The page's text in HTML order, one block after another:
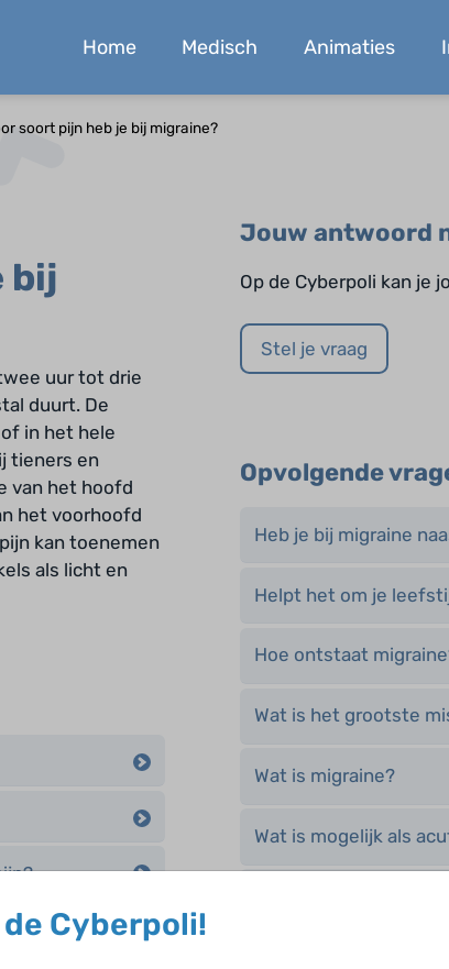
Home Medisch Animaties
soort pijn heb je bij migraine?
bij
uur tot drie
duurt. De
in het hele
tieners en
van het hoofd
het voorhoofd
kan toenemen
als licht en
Jouw antwoord
Op de Cyberpoli kan je
Stel je vraag
Opvolgende
Heb je bij migraine
Helpt het om je
Hoe ontstaat
Wat is het grootste
Wat is migraine?
Wat is mogelijk als
Wat is mogelijk als
de Cyberpoli!